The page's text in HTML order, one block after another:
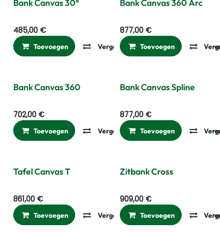
Bank Canvas 30°
485,00 €
Toevoegen Vergelijken Toevoegen aan
Bank Canvas 360 Arc
877,00€
Toevoegen
Bank Canvas 360
702,00 €
Toevoegen Vergelijken Toevoegen aan
Bank Canvas Spline
877,00€
Toevoegen
Tafel Canvas T
861,00 €
Toevoegen Vergelijken Toevoegen aan
Zitbank Cross
909,00€
Toevoegen